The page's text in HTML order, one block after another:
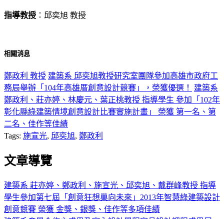
指導教授 ：邱奕旭 教授
相關消息
鄭政利 教授 建築系 邱奕旭教授研究室團隊參加高雄市政府工
務局舉辦「104年高雄厝創意設計競賽」，榮獲優選！
建築系
鄭政利、莊亦婷、林慶元、葉正桃教授 指導學生 參加「102年
彰化縣綠建築情境創意設計比賽實施計畫」 榮獲 第一名、第
二名、佳作等佳績
Tags: 施宣光, 邱奕旭, 鄭政利
文章導覽
建築系 莊亦婷、鄭政利、施宣光、邱奕旭、戴群峰教授 指導
學生參加第七屆「創意狂想巢向未來」2013年智慧綠建築設計
創意競賽 榮獲 金獎、銀獎、佳作等多項佳績